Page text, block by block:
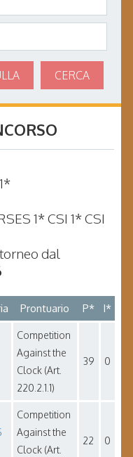
CERCA
1* CSI 1* CSI
dal
Prontuario P* I*
Competition
Against the
Clock (Art.
220.2.1.1)
39 0
Competition
Against the
Clock (Art.
22 0